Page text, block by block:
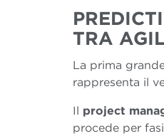
TRA
La prima
rappresenta il
Il project
procede per